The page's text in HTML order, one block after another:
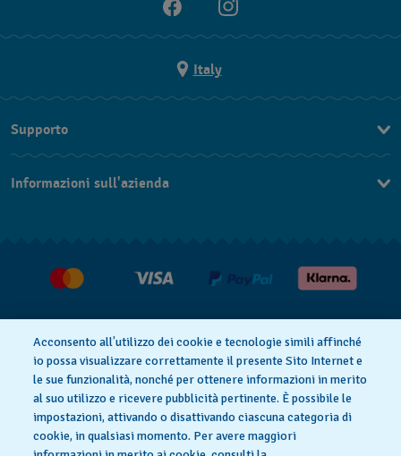
Italy
Supporto
Condizioni di vendita
Diritto di recesso
Informazioni sull'azienda
Informativa sulla privacy Cookies
Acconsento all’utilizzo dei cookie e tecnologie simili affinché
io possa visualizzare correttamente il presente Sito Internet e
le sue funzionalità, nonché per ottenere informazioni in merito
al suo utilizzo e ricevere pubblicità pertinente. È possibile le
impostazioni, attivando o disattivando ciascuna categoria di
cookie, in qualsiasi momento. Per avere maggiori